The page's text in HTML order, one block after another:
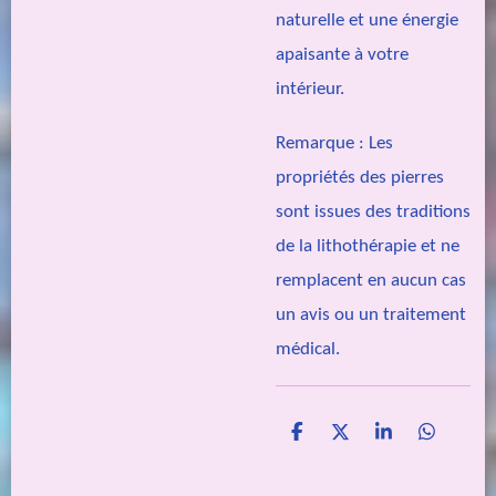
naturelle et une énergie
apaisante à votre
intérieur.
Remarque : Les
propriétés des pierres
sont issues des traditions
de la lithothérapie et ne
remplacent en aucun cas
un avis ou un traitement
médical.
P
P
P
P